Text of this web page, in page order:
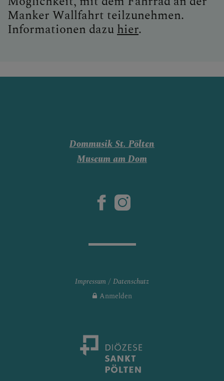
Manker Wallfahrt teilzunehmen.
Informationen dazuhier.
Dommusik St. Pölten
Museum am Dom
Impressum
Datenschutz
Anmelden